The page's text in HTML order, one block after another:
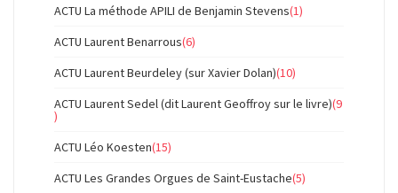
ACTU La méthode APILI de Benjamin Stevens(1)
ACTU Laurent Benarrous(6)
ACTU Laurent Beurdeley (sur Xavier Dolan)(10)
ACTU Laurent Sedel (dit Laurent Geoffroy sur le livre)(9
)
ACTU Léo Koesten(15)
ACTU Les Grandes Orgues de Saint-Eustache(5)